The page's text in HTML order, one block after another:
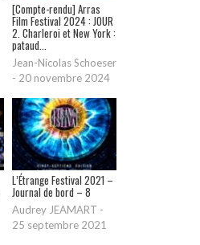
[Compte-rendu] Arras
Film Festival 2024 : JOUR
2. Charleroi et New York :
pataud...
Jean-Nicolas Schoeser
- 20 novembre 2024
L’Étrange Festival 2021 –
Journal de bord – 8
Audrey JEAMART -
25 septembre 2021